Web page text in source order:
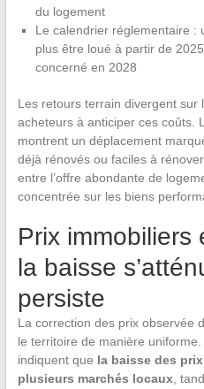
du logement
Le calendrier réglementaire :
plus être loué à partir de
concerné en 2028
Les retours terrain divergent sur
acheteurs à anticiper ces coûts.
montrent un déplacement
déjà rénovés ou faciles à
entre l’offre abondante de
concentrée sur les biens
Prix immobiliers
la baisse
persiste
La correction des prix observée
le territoire de manière
indiquent que la baisse des
plusieurs marchés locaux,